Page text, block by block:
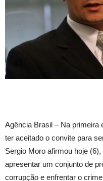
Agência Brasil – Na primeira
ter aceitado o convite para
Sergio Moro afirmou hoje
apresentar um conjunto de
corrupção e enfrentar o